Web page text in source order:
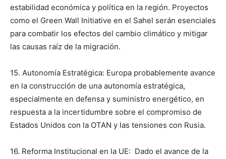
estabilidad económica y política en la región. Proyectos
como el Green Wall Initiative en el Sahel serán esenciales
para combatir los efectos del cambio climático y mitigar
las causas raíz de la migración.
15. Autonomía Estratégica: Europa probablemente avance
en la construcción de una autonomía estratégica,
especialmente en defensa y suministro energético, en
respuesta a la incertidumbre sobre el compromiso de
Estados Unidos con la OTAN y las tensiones con Rusia.
16. Reforma Institucional en la UE: Dado el avance de la